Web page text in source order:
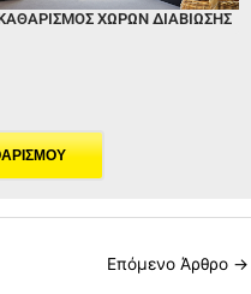
ΧΏΡΩΝ ΔΙΑΒΊΩΣΗΣ
Επόμενο Άρθρο →